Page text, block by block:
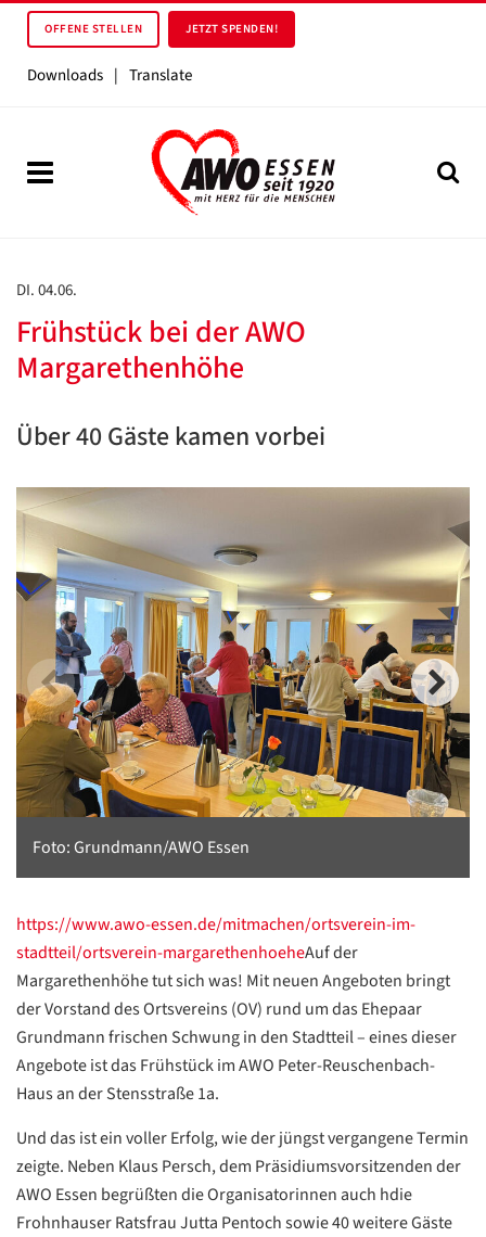
OFFENE STELLEN JETZT SPENDEN!
Downloads | Translate
DI. 04.06.
Frühstück bei der AWO
Margarethenhöhe
Über 40 Gäste kamen vorbei
Foto: Grundmann/AWO Essen
https://www.awo-essen.de/mitmachen/ortsverein-im-
stadtteil/ortsverein-margarethenhoeheAuf der
Margarethenhöhe tut sich was! Mit neuen Angeboten bringt
der Vorstand des Ortsvereins (OV) rund um das Ehepaar
Grundmann frischen Schwung in den Stadtteil – eines dieser
Angebote ist das Frühstück im AWO Peter-Reuschenbach-
Haus an der Stensstraße 1a.
Und das ist ein voller Erfolg, wie der jüngst vergangene Termin
zeigte. Neben Klaus Persch, dem Präsidiumsvorsitzenden der
AWO Essen begrüßten die Organisatorinnen auch hdie
Frohnhauser Ratsfrau Jutta Pentoch sowie 40 weitere Gäste